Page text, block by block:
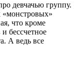
девчачью группу.
что кроме
бессчетное
А ведь все